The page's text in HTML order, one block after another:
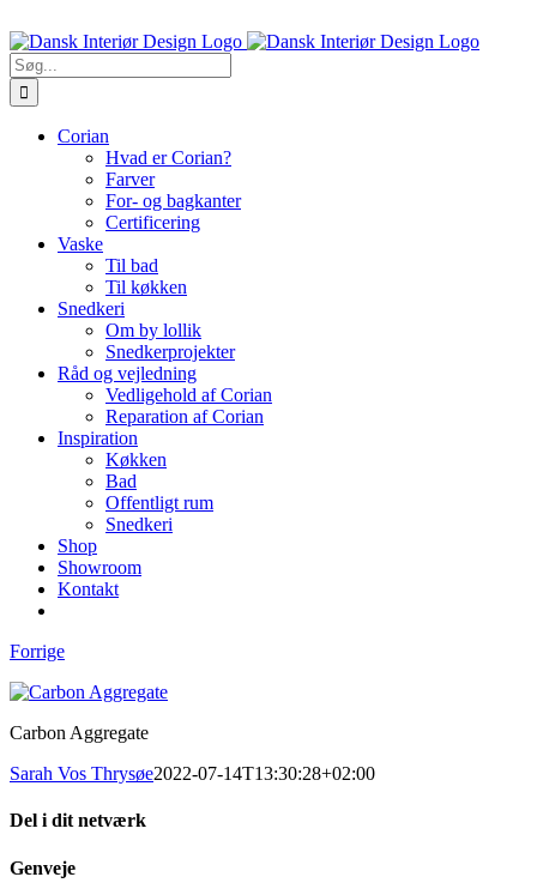
to
content
Søg
efter:
Corian
Hvad er Corian?
Farver
For- og bagkanter
Certificering
Vaske
Til bad
Til køkken
Snedkeri
Om by lollik
Snedkerprojekter
Råd og vejledning
Vedligehold af Corian
Reparation af Corian
Inspiration
Køkken
Bad
Offentligt rum
Snedkeri
Shop
Showroom
Kontakt
Forrige
Carbon Aggregate
Sarah Vos Thrysøe2022-07-14T13:30:28+02:00
Del i dit netværk
Facebook
X
LinkedIn
Pinterest
E-
Genveje